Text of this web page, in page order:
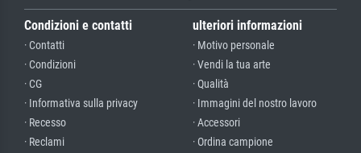
Condizioni e contatti
· Contatti
· Condizioni
· CG
· Informativa sulla privacy
· Recesso
· Reclami
ulteriori informazioni
· Motivo personale
· Vendi la tua arte
· Qualità
· Immagini del nostro lavoro
· Accessori
· Ordina campione